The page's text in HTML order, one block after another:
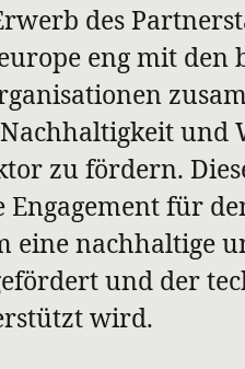
des
eng mit den
und
zu fördern.
Engagement für
eine nachhaltige
und der
wird.